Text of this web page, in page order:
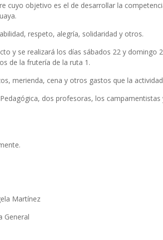
cuyo objetivo es el de desarrollar la
respeto, alegría, solidaridad y otros.
y se realizará los días sábados 22 y domingo
de la frutería de la ruta 1.
merienda, cena y otros gastos que la
dos profesoras, los campamentistas
Martínez